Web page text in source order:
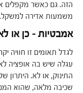
הזה. גם כאשר מקפלים
משמעות אדירה למשקל.
אמבטיות – כן או
לגדל תאומים זו חוויה
עגלה שיש בה אופציה
התינוק, או לא.
שכיבה מלאה, שהוא